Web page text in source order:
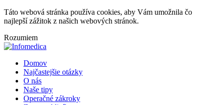
Táto webová stránka používa cookies, aby Vám umožnila čo
najlepší zážitok z našich webových stránok.
Rozumiem
Domov
Najčastejšie otázky
O nás
Naše tipy
Operačné zákroky